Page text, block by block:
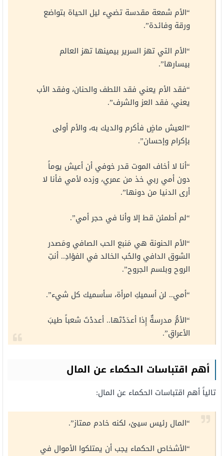
“الأم شمعة مقدسة تضيء ليل الحياة بتواضع
ورقة وفائدة”.
“الأم التي تهز السرير بيمينها تهز العالم
بيسارها”.
“فقد الأم يعني فقد اللطف والحنان، وفقد الأب
يعني، فقد العز والشرف”.
“العيش ماضٍ فأكرم والديك به، والأم أولى
بإكرام وإحسان”.
“أنا لا أخاف الموت قدر خوفي أن أعيش يوماً
دون أمي ربي خذ من عمري، وزده لأمي فأنا لا
أرى الدنيا من دونها”.
“لم أطمئن قط إلا وأنا في حجر أمي”.
“الأم الحنونة هي مَنبع الحب الصافي ومَصدر
الشوق الدافي والحُب الخالد في الفؤادِ.. أنتِ
الروح وبلسم الجروح”.
“أمي.. لن أسميكِ امرأة، سأسميك كل شيء”.
“الأمُّ مدرسةٌ إِذا أعدَدْتَها.. أعددْتَ شعباً طيبَ
الأعراقِ”.
أهم اقتباسات الحكماء عن المال
تالياً أهم اقتباسات الحكماء عن المال:
“المال رئيس سيئ، لكنه خادم ممتاز”.
“الأشخاص الحكماء يجب أن يمتلكوا الأموال في